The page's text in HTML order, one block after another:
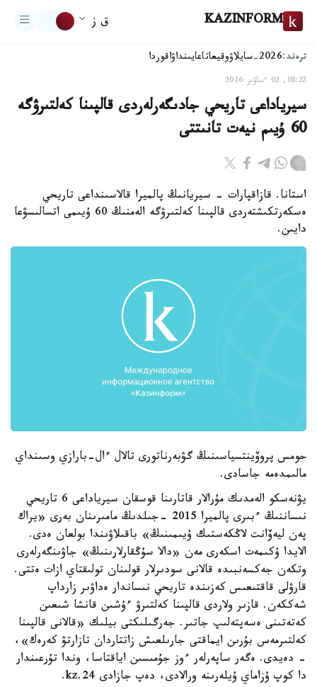
KAZINFORM ق ز
ترەند:2026-سايلاۋ وقيعاتاعايىنداۋاقوردا
08:22, 02 ءساۋىر 2016
سيرياداعى تاريحي جادىگەرلەردى قالپىنا كەلتىرۋگە
60 ۇيىم نيەت تانىتتى
استانا. قازاقپارات - سيريانىڭ پالميرا قالاسىنداعى تاريحي
ەسكەرتكىشتەردى قالپىنا كەلتىرۋگە الەمنىڭ 60 ۇيىمى اتسالىسۋعا
دايىن.
حومس پروۆينتسياسىنىڭ گۋبەرناتورى تالال ءال-بارازي وسىنداي
مالىمدەمە جاسادى.
يۋنەسكو الەمدىك مۇرالار قاتارىنا قوسقان سيرياداعى 6 تاريحي
نىساننىڭ ءبىرى پالميرا 2015 -جىلدىڭ مامىرىنان بەرى «يراك
پەن ليەۆانت لاڭكەستىك ۇيىمىنىڭ» باقىلاۋىندا بولعان ەدى.
الايدا ۇكىمەت اسكەرى مەن «دالا سۇڭقارلارىنىڭ» جاۋىنگەرلەرى
وتكەن جەكسەنبىدە قالانى سودىرلار قولىنان تولىقتاي ازات ەتتى.
قارۋلى قاقتىعىس كەزىندە تاريحي نىساندار ەداۋىر زارداپ
شەككەن. قازىر ولاردى قالپىنا كەلتىرۋ ءۇشىن قانشا شىعىن
كەتەتىنى ەسەپتەلىپ جاتىر. جەرگىلىكتى بيلىك «قالانى قالپىنا
كەلتىرمەس بۇرىن ايماقتى جارىلعىش زاتتاردان تازارتۋ كەرەك»،
- دەيدى. ەگەر ساپەرلەر ءوز جۇمىسىن اياقتاسا، وندا تۇرعىندار
دا كوپ ۇزاماي ۇيلەرىنە ورالادى، دەپ جازادى 24.kz.